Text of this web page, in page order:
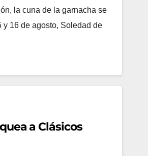
la cuna de la garnacha se
y 16 de agosto, Soledad de
a Clásicos